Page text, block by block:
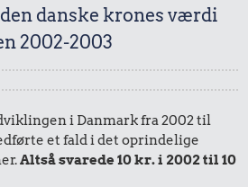
den danske krones værdi
2002-2003
i Danmark fra 2002 til
et fald i det oprindelige
Altså svarede 10 kr. i 2002 til 10